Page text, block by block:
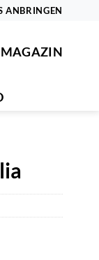
ANBRINGEN
MAGAZIN